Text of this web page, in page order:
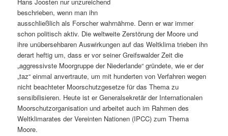
i
n
g
e
n
p
r
i
n
g
e
beschrieben, wenn man ihn
ausschließlich als Forscher wahrnähme. Denn er war immer
schon politisch aktiv. Die weltweite Zerstörung der Moore und
ihre unübersehbaren Auswirkungen auf das Weltklima trieben ihn
derart heftig um, dass er vor seiner Greifswalder Zeit die
„aggressivste Moorgruppe der Niederlande“ gründete, wie er der
„taz“ einmal anvertraute, um mit hunderten von Verfahren wegen
nicht beachteter Moorschutzgesetze für das Thema zu
sensibilisieren. Heute ist er Generalsekretär der Internationalen
Moorschutzorganisation und arbeitet auch im Rahmen des
Weltklimarates der Vereinten Nationen (IPCC) zum Thema
Moore.